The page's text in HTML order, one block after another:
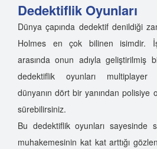
Dedektiflik Oyunları
Dünya çapında dedektif denildiği
Holmes en çok bilinen isimdir.
arasında onun adıyla geliştirilmiş
dedektiflik oyunları multiplayer
dünyanın dört bir yanından
sürebilirsiniz.
Bu dedektiflik oyunları sayesinde
muhakemesinin kat kat arttığı